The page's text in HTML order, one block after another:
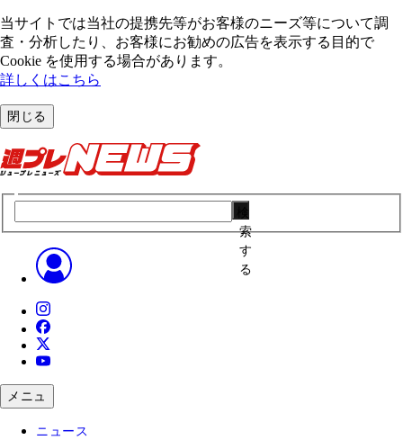
当サイトでは当社の提携先等がお客様のニーズ等について調
査・分析したり、お客様にお勧めの広告を表⽰する⽬的で
Cookie を使⽤する場合があります。
詳しくはこちら
閉じる
索
す
る
メニュ
ニュース